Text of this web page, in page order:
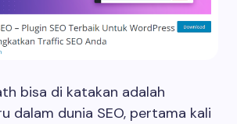
bisa di katakan adalah
dalam dunia SEO, pertama kali